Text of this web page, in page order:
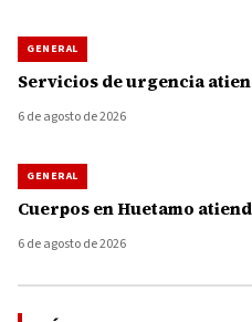
GENERAL
Servicios de urgencia
6 de agosto de 2026
GENERAL
Cuerpos en Huetamo
6 de agosto de 2026